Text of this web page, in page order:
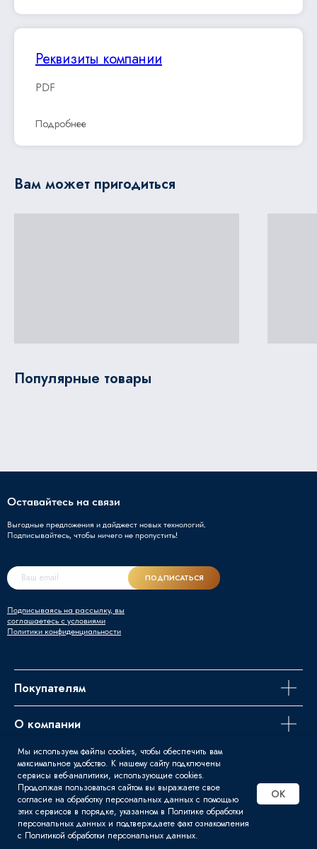
Мы используем файлы cookies, чтобы обеспечить вам
максимальное удобство. К нашему сайту подключены
сервисы веб-аналитики, использующие cookies.
Продолжая пользоваться сайтом вы выражаете свое
согласие на обработку персональных данных с помощью
этих сервисов в порядке, указанном в Политике обработки
персональных данных и подтверждаете факт ознакомления
с Политикой обработки персональных данных.
OK
Реквизиты компании
PDF
Подробнее
Вам может пригодиться
Популярные товары
Оставайтесь на связи
Выгодные предложения и дайджест новых технологий.
Подписывайтесь, чтобы ничего не пропустить!
Подписываясь на рассылку, вы
соглашаетесь с условиями
Политики конфиденциальности
ПОДПИСАТЬСЯ
Покупателям
О компании
Задайте вопрос
© 2016 - 2026 | Svart - Продажа
сварочного оборудования